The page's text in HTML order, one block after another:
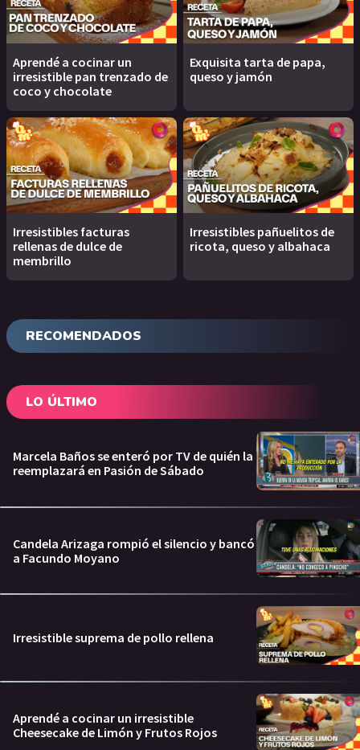
Aprendé a cocinar un
irresistible pan trenzado de
coco y chocolate
Exquisita tarta de papa,
queso y jamón
Irresistibles facturas
rellenas de dulce de
membrillo
Irresistibles pañuelitos de
ricota, queso y albahaca
RECOMENDADOS
LO ÚLTIMO
Marcela Baños se enteró por TV de quién la
reemplazará en Pasión de Sábado
Candela Arizaga rompió el silencio y bancó
a Facundo Moyano
Irresistible suprema de pollo rellena
Aprendé a cocinar un irresistible
Cheesecake de Limón y Frutos Rojos